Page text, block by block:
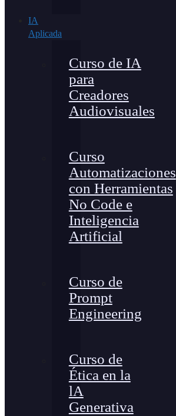
IA
Aplicada
Curso de IA
para
Creadores
Audiovisuales
Curso
Automatizaciones
con Herramientas
No Code e
Inteligencia
Artificial
Curso de
Prompt
Engineering
Curso de
Ética en la
lA
Generativa